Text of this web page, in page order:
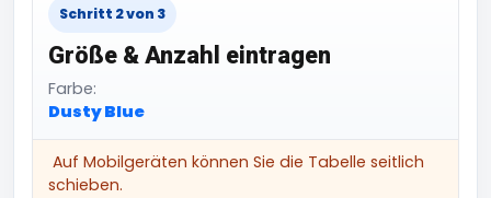
Schritt 2 von 3
Größe & Anzahl eintragen
Farbe:
Dusty Blue
Auf Mobilgeräten können Sie die Tabelle seitlich
schieben.